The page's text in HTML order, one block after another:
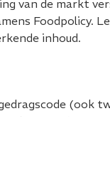
van de markt
Foodpolicy.
inhoud.
(ook